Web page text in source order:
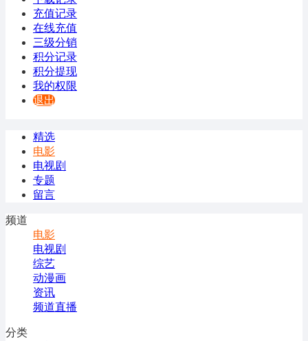
充值记录
在线充值
三级分销
积分记录
积分提现
我的权限
退出
精选
电影
电视剧
专题
留言
频道
电影
电视剧
综艺
动漫画
资讯
频道直播
分类